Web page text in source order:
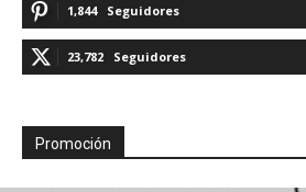
1,844 Seguidores
23,782 Seguidores
Promoción